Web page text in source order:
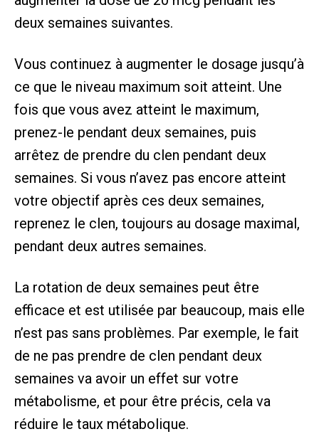
deux semaines suivantes.
Vous continuez à augmenter le dosage jusqu’à
ce que le niveau maximum soit atteint. Une
fois que vous avez atteint le maximum,
prenez-le pendant deux semaines, puis
arrêtez de prendre du clen pendant deux
semaines. Si vous n’avez pas encore atteint
votre objectif après ces deux semaines,
reprenez le clen, toujours au dosage maximal,
pendant deux autres semaines.
La rotation de deux semaines peut être
efficace et est utilisée par beaucoup, mais elle
n’est pas sans problèmes. Par exemple, le fait
de ne pas prendre de clen pendant deux
semaines va avoir un effet sur votre
métabolisme, et pour être précis, cela va
réduire le taux métabolique.